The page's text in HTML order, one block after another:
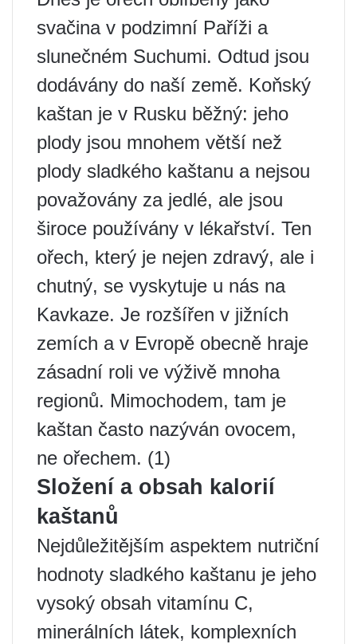
svačina v podzimní Paříži a
slunečném Suchumi. Odtud jsou
dodávány do naší země. Koňský
kaštan je v Rusku běžný: jeho
plody jsou mnohem větší než
plody sladkého kaštanu a nejsou
považovány za jedlé, ale jsou
široce používány v lékařství. Ten
ořech, který je nejen zdravý, ale i
chutný, se vyskytuje u nás na
Kavkaze. Je rozšířen v jižních
zemích a v Evropě obecně hraje
zásadní roli ve výživě mnoha
regionů. Mimochodem, tam je
kaštan často nazýván ovocem,
ne ořechem. (1)
Složení a obsah kalorií
kaštanů
Nejdůležitějším aspektem nutriční
hodnoty sladkého kaštanu je jeho
vysoký obsah vitamínu C,
minerálních látek, komplexních